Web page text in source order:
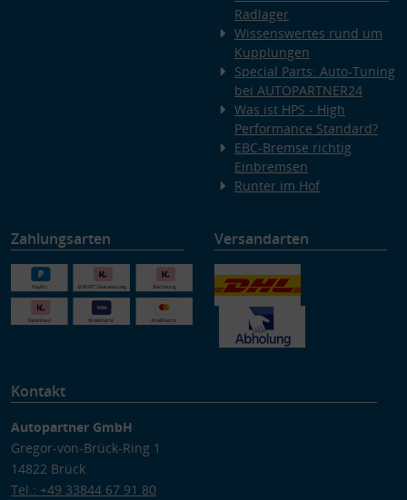
Radlager
Wissenswertes rund um
Kupplungen
Special Parts: Auto-Tuning
bei AUTOPARTNER24
Was ist HPS - High
Performance Standard?
EBC-Bremse richtig
Einbremsen
Runter im Hof
Zahlungsarten Versandarten
Kontakt
Autopartner GmbH
Gregor-von-Brück-Ring 1
14822 Brück
Tel.: +49 33844 67 91 80